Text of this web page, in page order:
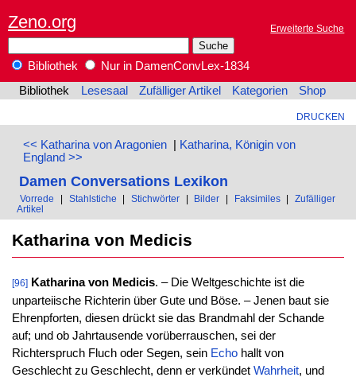
Zeno.org Erweiterte Suche
Bibliothek
Nur in DamenConvLex-1834
Bibliothek
Lesesaal Zufälliger Artikel Kategorien Shop
DRUCKEN
<< Katharina von Aragonien | Katharina, Königin von
England >>
Damen Conversations Lexikon
Vorrede | Stahlstiche | Stichwörter | Bilder | Faksimiles |
Zufälliger
Artikel
Katharina von Medicis
[96] Katharina von Medicis. – Die Weltgeschichte ist die
unparteiische Richterin über Gute und Böse. – Jenen baut sie
Ehrenpforten, diesen drückt sie das Brandmahl der Schande
auf; und ob Jahrtausende vorüberrauschen, sei der
Richterspruch Fluch oder Segen, sein Echohallt von
Geschlecht zu Geschlecht, denn er verkündet Wahrheit, und